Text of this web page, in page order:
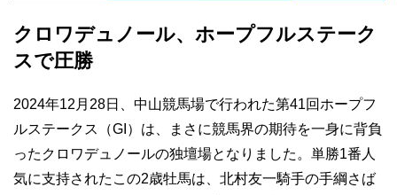
クロワデュノール、ホープフルステーク
スで圧勝
2024年12月28日、中山競馬場で行われた第41回ホープフ
ルステークス（GI）は、まさに競馬界の期待を一身に背負
ったクロワデュノールの独壇場となりました。単勝1番人
気に支持されたこの2歳牡馬は、北村友一騎手の手綱さば